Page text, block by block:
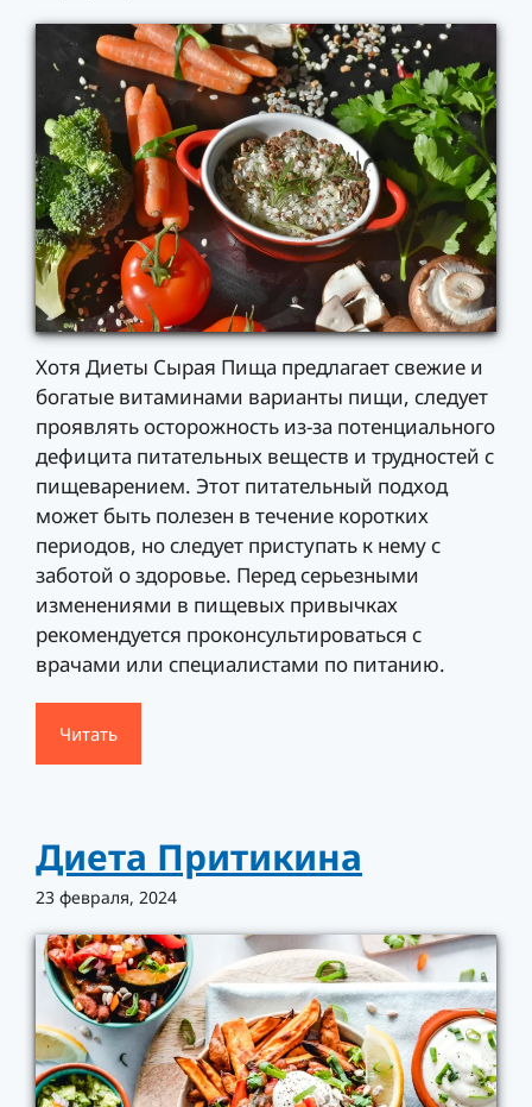
Хотя Диеты Сырая Пища предлагает свежие и
богатые витаминами варианты пищи, следует
проявлять осторожность из-за потенциального
дефицита питательных веществ и трудностей с
пищеварением. Этот питательный подход
может быть полезен в течение коротких
периодов, но следует приступать к нему с
заботой о здоровье. Перед серьезными
изменениями в пищевых привычках
рекомендуется проконсультироваться с
врачами или специалистами по питанию.
Читать
Диета Притикина
23 февраля, 2024